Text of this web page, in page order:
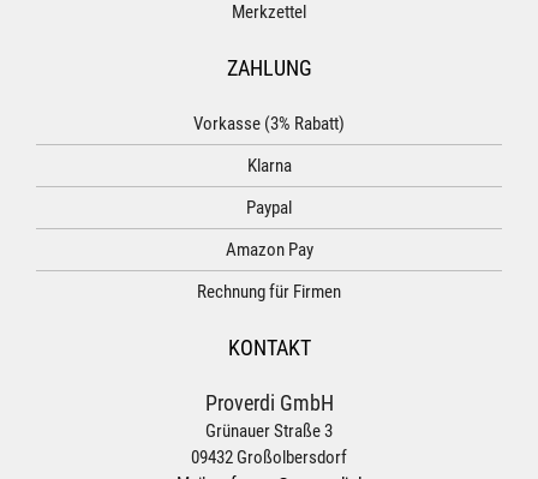
Merkzettel
ZAHLUNG
Vorkasse (3% Rabatt)
Klarna
Paypal
Amazon Pay
Rechnung für Firmen
KONTAKT
Proverdi GmbH
Grünauer Straße 3
09432 Großolbersdorf